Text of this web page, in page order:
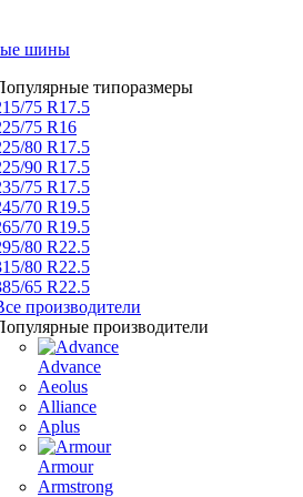
шины
типоразмеры
75 R17.5
75 R16
80 R17.5
90 R17.5
75 R17.5
70 R19.5
70 R19.5
80 R22.5
80 R22.5
65 R22.5
производители
производители
Advance
Aeolus
Alliance
Aplus
Armour
Armstrong